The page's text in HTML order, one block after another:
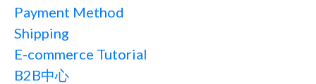
Payment Method
Shipping
E-commerce Tutorial
B2B中心